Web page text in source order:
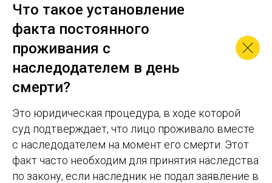
Что такое установление
факта постоянного
проживания с
наследодателем в день
смерти?
Это юридическая процедура, в ходе которой
суд подтверждает, что лицо проживало вместе
с наследодателем на момент его смерти. Этот
факт часто необходим для принятия наследства
по закону, если наследник не подал заявление в